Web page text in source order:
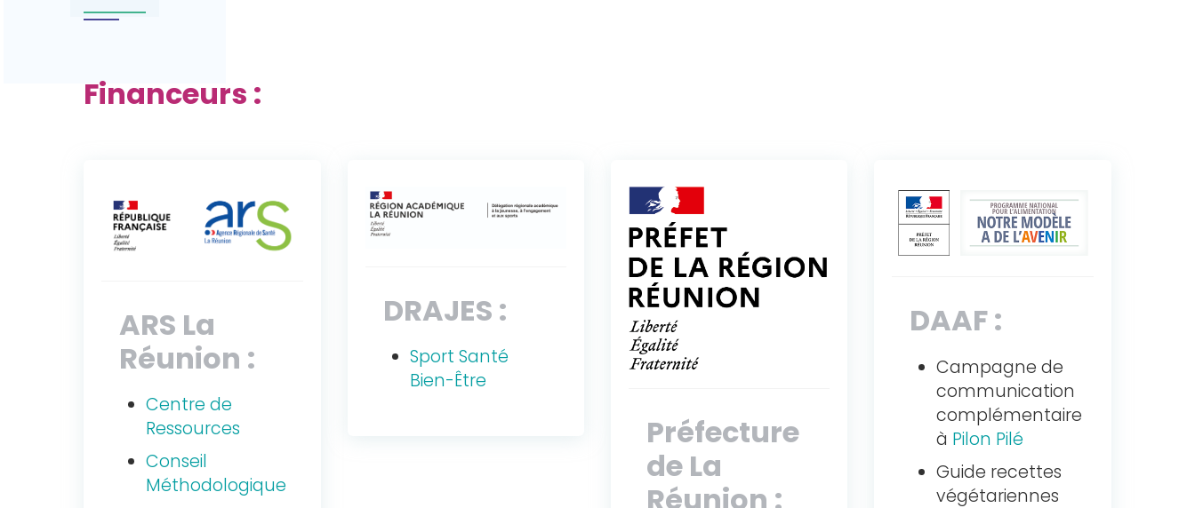
Financeurs :
ARS La
Réunion :
Centre de
Ressources
Conseil
Méthodologique
DRAJES :
Sport Santé
Bien-Être
Préfecture
de La
Réunion :
DAAF :
Campagne de
communication
complémentaire
à Pilon Pilé
Guide recettes
végétariennes